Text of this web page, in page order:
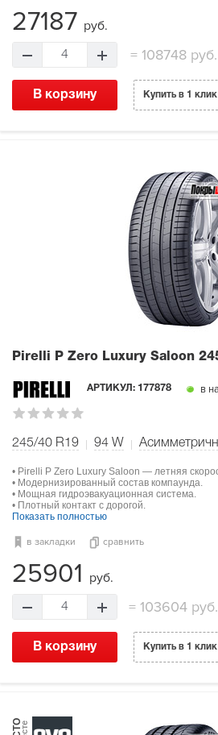
27187 руб.
4 =108748 руб.
В корзину Купить в 1 клик
Pirelli P Zero Luxury Saloon
АРТИКУЛ: 177878 в
245/40 R19 94 W
• Pirelli P Zero Luxury Saloon — летняя
• Модернизированный состав компаунда.
• Мощная гидроэвакуационная система.
• Плотный контакт с дорогой.
Показать полностью
в закладки сравнить
25901 руб.
4 = 103604 руб.
В корзину Купить в 1 клик